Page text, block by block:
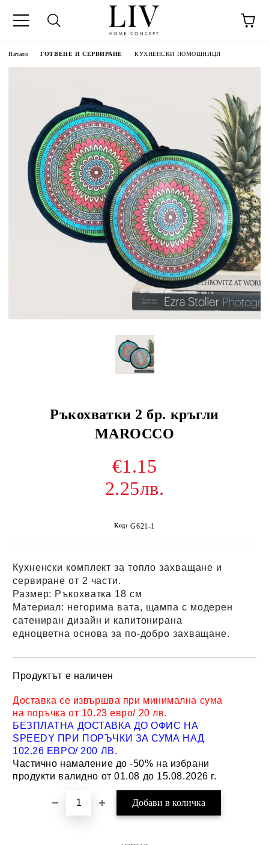
Начало ГОТВЕНЕ И СЕРВИРАНЕ КУХНЕНСКИ ПОМОЩНИЦИ
Ръкохватки 2 бр. кръгли
MAROCCO
€1.15
2.25лв.
Код: G621-1
Кухненски комплект за топло захващане и
сервиране от 2 части.
Размер: Ръкохватка 18 см
Материал: негорима вата, щампа с модерен
сатениран дизайн и капитонирана
едноцветна основа за по-добро захващане.
Продуктът е наличен
Доставка се извършва при минимална сума
на поръчка от 10.23 евро/ 20 лв.
БЕЗПЛАТНА ДОСТАВКА ДО ОФИС НА
SPEEDY ПРИ ПОРЪЧКИ ЗА СУМА НАД
102.26 ЕВРО/ 200 ЛВ.
Частично намаление до -50% на избрани
продукти валидно от 01.08 до 15.08.2026 г.